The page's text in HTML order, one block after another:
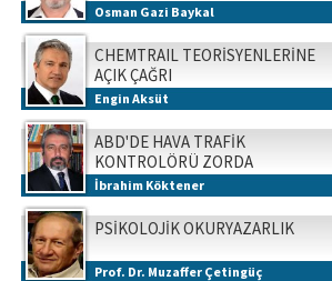
Osman Gazi Baykal
CHEMTRAIL TEORİSYENLERİNE
AÇIK ÇAĞRI
Engin Aksüt
ABD'DE HAVA TRAFİK
KONTROLÖRÜ ZORDA
İbrahim Köktener
PSİKOLOJİK OKURYAZARLIK
Prof. Dr. Muzaffer Çetingüç